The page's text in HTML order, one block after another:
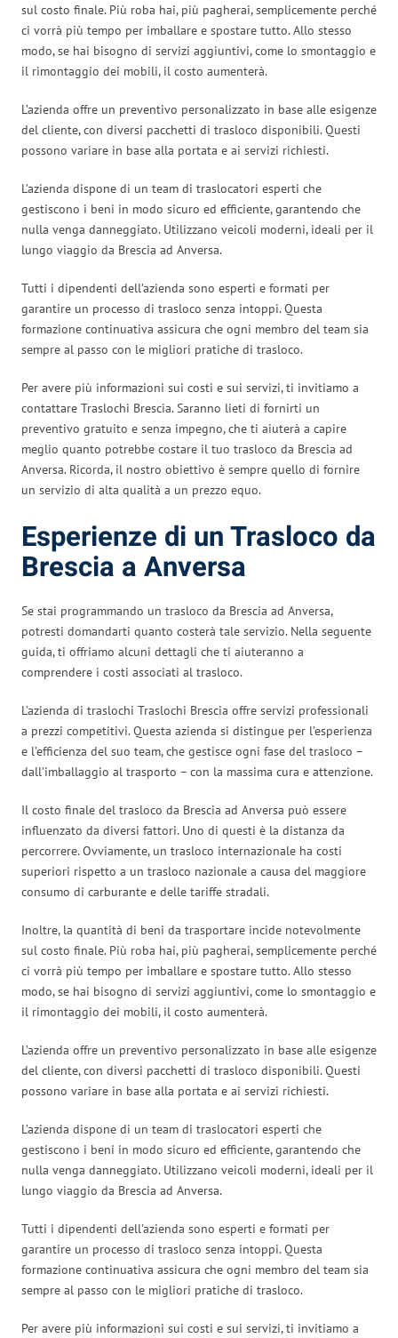
sul costo finale. Più roba hai, più pagherai, semplicemente perché
ci vorrà più tempo per imballare e spostare tutto. Allo stesso
modo, se hai bisogno di servizi aggiuntivi, come lo smontaggio e
il rimontaggio dei mobili, il costo aumenterà.
L’azienda offre un preventivo personalizzato in base alle esigenze
del cliente, con diversi pacchetti di trasloco disponibili. Questi
possono variare in base alla portata e ai servizi richiesti.
L’azienda dispone di un team di traslocatori esperti che
gestiscono i beni in modo sicuro ed efficiente, garantendo che
nulla venga danneggiato. Utilizzano veicoli moderni, ideali per il
lungo viaggio da Brescia ad Anversa.
Tutti i dipendenti dell’azienda sono esperti e formati per
garantire un processo di trasloco senza intoppi. Questa
formazione continuativa assicura che ogni membro del team sia
sempre al passo con le migliori pratiche di trasloco.
Per avere più informazioni sui costi e sui servizi, ti invitiamo a
contattare Traslochi Brescia. Saranno lieti di fornirti un
preventivo gratuito e senza impegno, che ti aiuterà a capire
meglio quanto potrebbe costare il tuo trasloco da Brescia ad
Anversa. Ricorda, il nostro obiettivo è sempre quello di fornire
un servizio di alta qualità a un prezzo equo.
Esperienze di un Trasloco da
Brescia a Anversa
Se stai programmando un trasloco da Brescia ad Anversa,
potresti domandarti quanto costerà tale servizio. Nella seguente
guida, ti offriamo alcuni dettagli che ti aiuteranno a
comprendere i costi associati al trasloco.
L’azienda di traslochi Traslochi Brescia offre servizi professionali
a prezzi competitivi. Questa azienda si distingue per l’esperienza
e l’efficienza del suo team, che gestisce ogni fase del trasloco –
dall’imballaggio al trasporto – con la massima cura e attenzione.
Il costo finale del trasloco da Brescia ad Anversa può essere
influenzato da diversi fattori. Uno di questi è la distanza da
percorrere. Ovviamente, un trasloco internazionale ha costi
superiori rispetto a un trasloco nazionale a causa del maggiore
consumo di carburante e delle tariffe stradali.
Inoltre, la quantità di beni da trasportare incide notevolmente
sul costo finale. Più roba hai, più pagherai, semplicemente perché
ci vorrà più tempo per imballare e spostare tutto. Allo stesso
modo, se hai bisogno di servizi aggiuntivi, come lo smontaggio e
il rimontaggio dei mobili, il costo aumenterà.
L’azienda offre un preventivo personalizzato in base alle esigenze
del cliente, con diversi pacchetti di trasloco disponibili. Questi
possono variare in base alla portata e ai servizi richiesti.
L’azienda dispone di un team di traslocatori esperti che
gestiscono i beni in modo sicuro ed efficiente, garantendo che
nulla venga danneggiato. Utilizzano veicoli moderni, ideali per il
lungo viaggio da Brescia ad Anversa.
Tutti i dipendenti dell’azienda sono esperti e formati per
garantire un processo di trasloco senza intoppi. Questa
formazione continuativa assicura che ogni membro del team sia
sempre al passo con le migliori pratiche di trasloco.
Per avere più informazioni sui costi e sui servizi, ti invitiamo a